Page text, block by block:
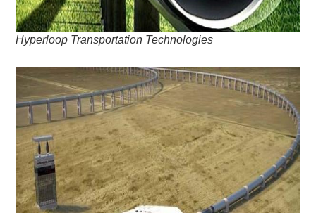
Hyperloop Transportation Technologies